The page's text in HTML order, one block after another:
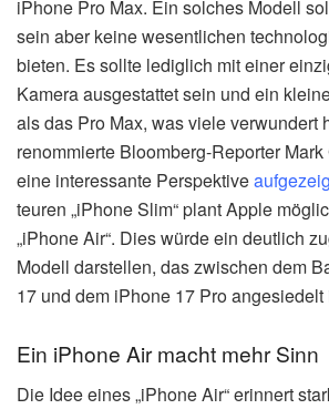
iPhone Pro Max. Ein solches Modell
sein aber keine wesentlichen
bieten. Es sollte lediglich mit einer
Kamera ausgestattet sein und ein
als das Pro Max, was viele verwundert
renommierte Bloomberg-Reporter
eine interessante Perspektive
teuren „iPhone Slim“ plant Apple
„iPhone Air“. Dies würde ein deutlich
Modell darstellen, das zwischen dem
17 und dem iPhone 17 Pro angesiedelt
Ein iPhone Air macht mehr Sinn
Die Idee eines „iPhone Air“ erinnert